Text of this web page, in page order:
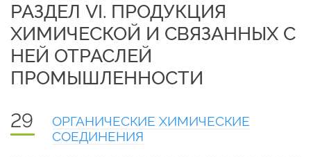
РАЗДЕЛ VI. ПРОДУКЦИЯ
ХИМИЧЕСКОЙ И СВЯЗАННЫХ С
НЕЙ ОТРАСЛЕЙ
ПРОМЫШЛЕННОСТИ
29
ОРГАНИЧЕСКИЕ ХИМИЧЕСКИЕ
СОЕДИНЕНИЯ